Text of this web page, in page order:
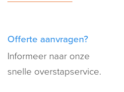
Offerte aanvragen?
Informeer naar onze
snelle overstapservice.